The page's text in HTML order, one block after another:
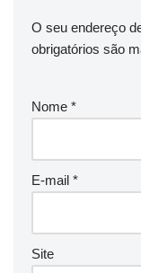
O seu endereço
obrigatórios são
Nome *
E-mail *
Site